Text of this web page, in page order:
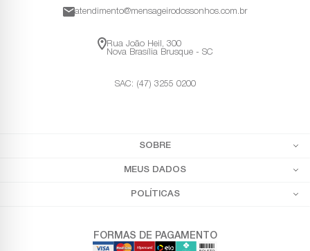
atendimento@mensageirodossonhos.com.br
Rua João Heil, 300
Nova Brasília Brusque - SC
SAC: (47) 3255 0200
SOBRE
MEUS DADOS
POLÍTICAS
FORMAS DE PAGAMENTO